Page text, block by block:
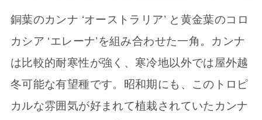
銅葉のカンナ ‘オーストラリア’ と黄金葉のコロ
カシア ‘エレーナ’を組み合わせた一角。カンナ
は比較的耐寒性が強く、寒冷地以外では屋外越
冬可能な有望種です。昭和期にも、このトロピ
カルな雰囲気が好まれて植栽されていたカンナ